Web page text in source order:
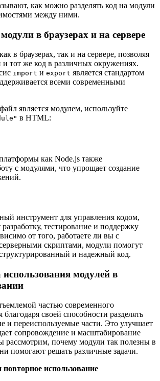
как можно разделять код на модули
между ними.
в браузерах и на сервере
в браузерах, так и на сервере, позволяя
и тот же код в различных окружениях.
import и export является стандартом
всеми современными
является модулем, используйте
в HTML:
как Node.js также
с модулями, что упрощает создание
инструмент для управления кодом,
тестирование и поддержку
от того, работаете ли вы с
скриптами, модули помогут
и надежный код.
модулей в
частью современного
своей способности разделять
и переиспользуемые части. Это улучшает
сопровождение и масштабирование
почему модули так полезны в
помогают решать различные задачи.
повторное использование